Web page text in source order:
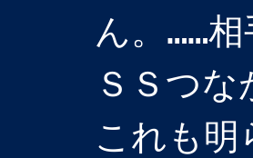
ん。……
ＳＳつ
これも